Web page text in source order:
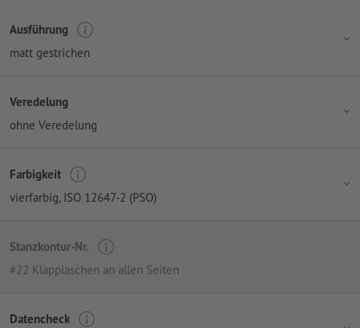
Ausführung
matt gestrichen
Veredelung
ohne Veredelung
Farbigkeit
vierfarbig, ISO 12647-2 (PSO)
Stanzkontur-Nr.
#22 Klapplaschen an allen Seiten
Datencheck